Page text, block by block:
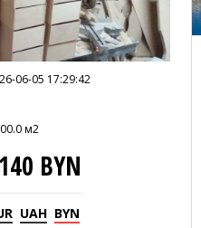
06-05 17:29:42
00.0 м2
BYN
UAH BYN